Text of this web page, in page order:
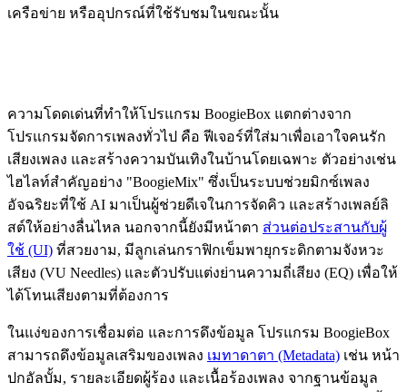
เครือข่าย หรืออุปกรณ์ที่ใช้รับชมในขณะนั้น
ความโดดเด่นที่ทำให้โปรแกรม BoogieBox แตกต่างจาก
โปรแกรมจัดการเพลงทั่วไป คือ ฟีเจอร์ที่ใส่มาเพื่อเอาใจคนรัก
เสียงเพลง และสร้างความบันเทิงในบ้านโดยเฉพาะ ตัวอย่างเช่น
ไฮไลท์สำคัญอย่าง "BoogieMix" ซึ่งเป็นระบบช่วยมิกซ์เพลง
อัจฉริยะที่ใช้ AI มาเป็นผู้ช่วยดีเจในการจัดคิว และสร้างเพลย์ลิ
สต์ให้อย่างลื่นไหล นอกจากนี้ยังมีหน้าตา ส่วนต่อประสานกับผู้
ใช้ (UI) ที่สวยงาม, มีลูกเล่นกราฟิกเข็มพายุกระดิกตามจังหวะ
เสียง (VU Needles) และตัวปรับแต่งย่านความถี่เสียง (EQ) เพื่อให้
ได้โทนเสียงตามที่ต้องการ
ในแง่ของการเชื่อมต่อ และการดึงข้อมูล โปรแกรม BoogieBox
สามารถดึงข้อมูลเสริมของเพลง เมทาดาตา (Metadata) เช่น หน้า
ปกอัลบั้ม, รายละเอียดผู้ร้อง และเนื้อร้องเพลง จากฐานข้อมูล